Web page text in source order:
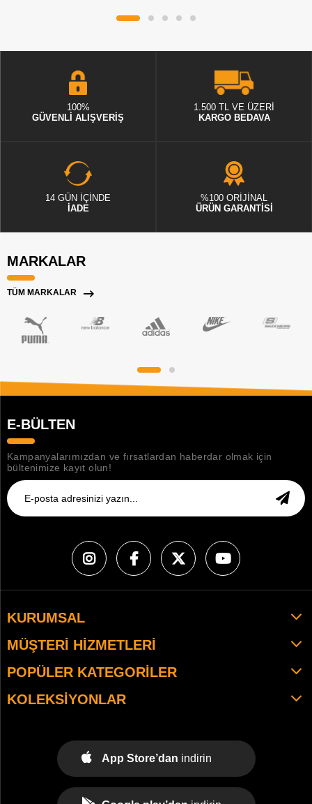
100%
GÜVENLİ ALIŞVERİŞ
1.500 TL VE ÜZERİ
KARGO BEDAVA
14 GÜN İÇİNDE
İADE
%100 ORİJİNAL
ÜRÜN GARANTİSİ
MARKALAR
TÜM MARKALAR
E-BÜLTEN
Kampanyalarımızdan ve fırsatlardan haberdar olmak için
bültenimize kayıt olun!
KURUMSAL
MÜŞTERI HIZMETLERI
POPÜLER KATEGORILER
KOLEKSIYONLAR
App Store’dan indirin